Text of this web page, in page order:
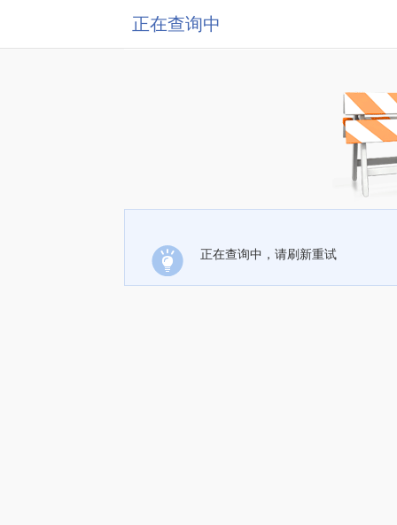
正在查询中
正在查询中，请刷新重试